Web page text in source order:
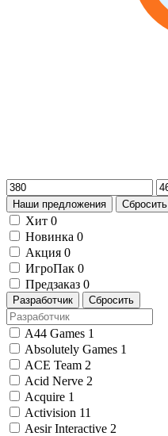
Наши предложения Сбросить
Хит 0
Новинка 0
Акция 0
ИгроПак 0
Предзаказ 0
Разработчик Сбросить
A44 Games 1
Absolutely Games 1
ACE Team 2
Acid Nerve 2
Acquire 1
Activision 11
Aesir Interactive 2